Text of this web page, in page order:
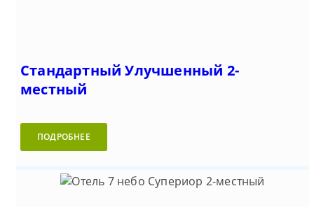
Стандартный Улучшенный 2-
местный
ПОДРОБНЕЕ